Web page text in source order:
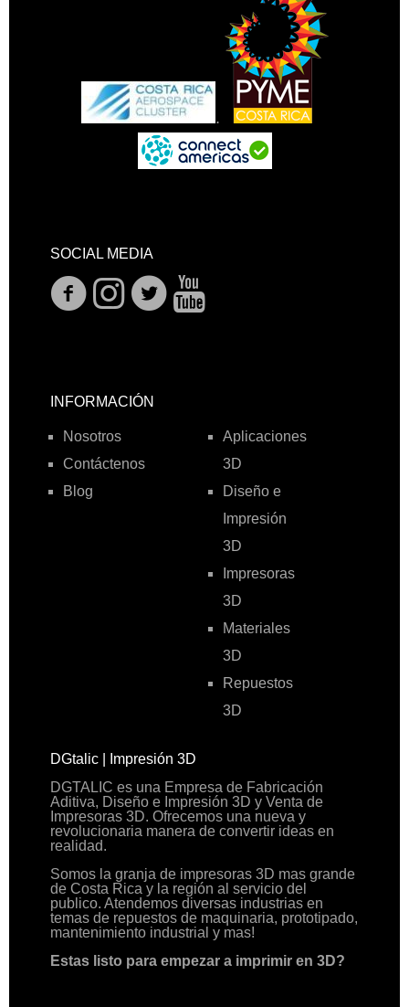
.
SOCIAL MEDIA
INFORMACIÓN
Nosotros
Contáctenos
Blog
Aplicaciones
3D
Diseño e
Impresión
3D
Impresoras
3D
Materiales
3D
Repuestos
3D
DGtalic | Impresión 3D
DGTALIC es una Empresa de Fabricación
Aditiva, Diseño e Impresión 3D y Venta de
Impresoras 3D. Ofrecemos una nueva y
revolucionaria manera de convertir ideas en
realidad.
Somos la granja de impresoras 3D mas grande
de Costa Rica y la región al servicio del
publico. Atendemos diversas industrias en
temas de repuestos de maquinaria, prototipado,
mantenimiento industrial y mas!
Estas listo para empezar a imprimir en 3D?